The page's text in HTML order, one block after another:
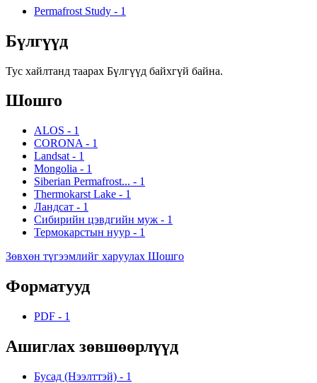
Permafrost Study - 1
Бүлгүүд
Тус хайлтанд таарах Бүлгүүд байхгүй байна.
Шошго
ALOS - 1
CORONA - 1
Landsat - 1
Mongolia - 1
Siberian Permafrost... - 1
Thermokarst Lake - 1
Ландсат - 1
Сибирийн цэвдгийн муж - 1
Термокарстын нуур - 1
Зөвхөн түгээмлийг харуулах Шошго
Форматууд
PDF - 1
Ашиглах зөвшөөрлүүд
Бусад (Нээлттэй) - 1